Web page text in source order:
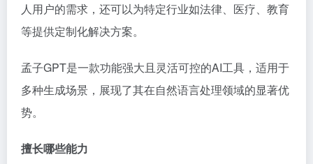
人用户的需求，还可以为特定行业如法律、医疗、教育
等提供定制化解决方案。
孟子GPT是一款功能强大且灵活可控的AI工具，适用于
多种生成场景，展现了其在自然语言处理领域的显著优
势。
擅长哪些能力